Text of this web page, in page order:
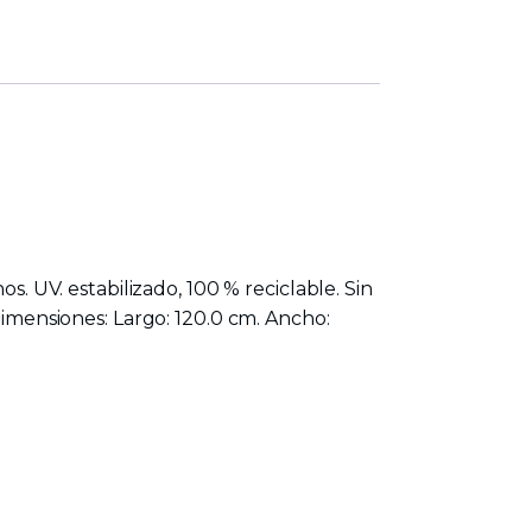
UV. estabilizado, 100 % reciclable. Sin
Largo: 120.0 cm. Ancho: